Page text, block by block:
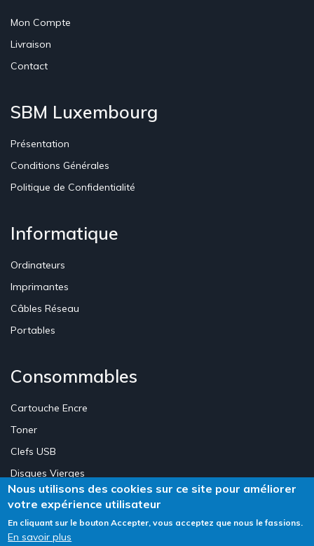
Mon Compte
Livraison
Contact
SBM Luxembourg
Présentation
Conditions Générales
Politique de Confidentialité
Informatique
Ordinateurs
Imprimantes
Câbles Réseau
Portables
Consommables
Cartouche Encre
Toner
Clefs USB
Disques Vierges
Création Site E-commerce Luxembourg - Neweb Creations
Nous utilisons des cookies sur ce site pour améliorer
votre expérience utilisateur
En cliquant sur le bouton Accepter, vous acceptez que nous le fassions.
En savoir plus